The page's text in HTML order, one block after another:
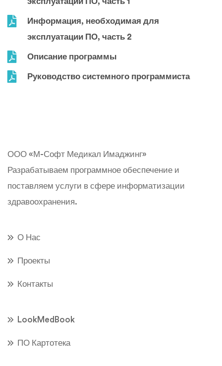
Информация, необходимая для
эксплуатации ПО, часть 2
Описание программы
Руководство системного программиста
ООО «М-Софт Медикал Имаджинг»
Разрабатываем программное обеспечение и
поставляем услуги в сфере информатизации
здравоохранения.
О Нас
Проекты
Контакты
LookMedBook
ПО Картотека